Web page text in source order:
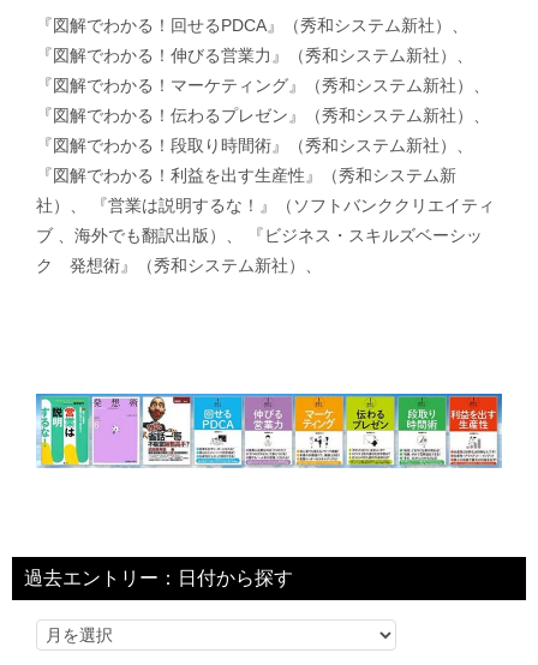
『図解でわかる！回せるPDCA』（秀和システム新社）、
『図解でわかる！伸びる営業力』（秀和システム新社）、
『図解でわかる！マーケティング』（秀和システム新社）、
『図解でわかる！伝わるプレゼン』（秀和システム新社）、
『図解でわかる！段取り時間術』（秀和システム新社）、
『図解でわかる！利益を出す生産性』（秀和システム新
社）、 『営業は説明するな！』（ソフトバンククリエイティ
ブ 、海外でも翻訳出版）、 『ビジネス・スキルズベーシッ
ク 発想術』（秀和システム新社）、
過去エントリー：日付から探す